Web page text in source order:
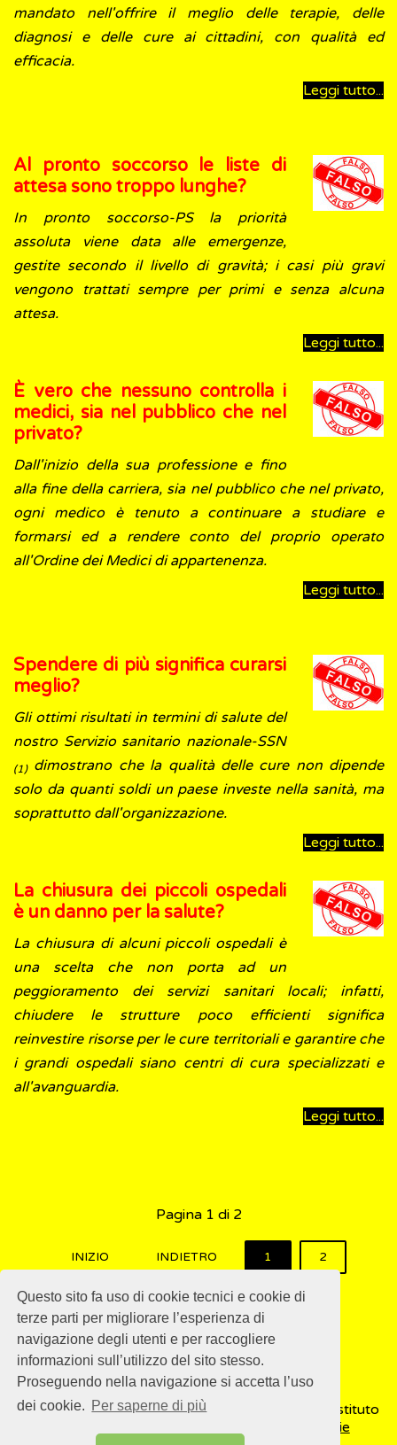
Questo sito fa uso di cookie tecnici e cookie di
terze parti per migliorare l’esperienza di
navigazione degli utenti e per raccogliere
informazioni sull’utilizzo del sito stesso.
Proseguendo nella navigazione si accetta l’uso
dei cookie. Per saperne di più
mandato nell'offrire il meglio delle terapie, delle
diagnosi e delle cure ai cittadini, con qualità ed
efficacia.
Leggi tutto...
Al pronto soccorso le liste di
attesa sono troppo lunghe?
In pronto soccorso-PS la priorità
assoluta viene data alle emergenze,
gestite secondo il livello di gravità; i casi più gravi
vengono trattati sempre per primi e senza alcuna
attesa.
Leggi tutto...
È vero che nessuno controlla i
medici, sia nel pubblico che nel
privato?
Dall'iniziodella sua professione e fino
alla fine della carriera, sia nel pubblico che nel privato,
ogni medico è tenuto a continuare a studiare e
formarsi ed a rendere conto del proprio operato
all'Ordine dei Medici di appartenenza.
Leggi tutto...
Spendere di più significa curarsi
meglio?
Gli ottimi risultati in termini di salute del
nostro Servizio sanitario nazionale-SSN
(1)dimostrano che la qualità delle cure non dipende
solo da quanti soldi un paese investe nella sanità, ma
soprattutto dall'organizzazione.
Leggi tutto...
La chiusura dei piccoli ospedali
è un danno per la salute?
La chiusura di alcuni piccoli ospedali è
una scelta che non porta ad un
peggioramento dei servizi sanitari locali; infatti,
chiudere le strutture poco efficienti significa
reinvestire risorse per le cure territoriali e garantire che
i grandi ospedali siano centri di cura specializzati e
all'avanguardia.
Leggi tutto...
Pagina 1 di 2
INIZIO INDIETRO 1 2
AVANTI FINE
© 2018ISSalute - Sito sviluppato e gestito dall’Istituto
Cookie